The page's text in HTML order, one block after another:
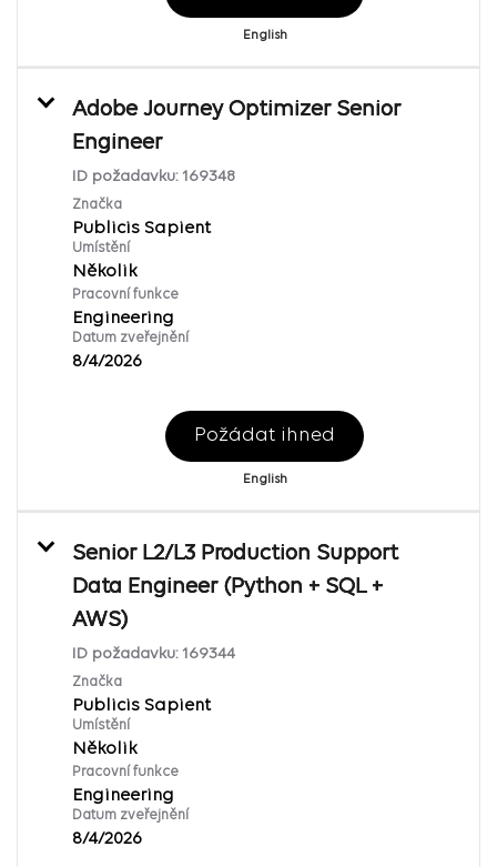
English
Adobe Journey Optimizer Senior
Engineer
ID požadavku: 169348
Značka
Publicis Sapient
Umístění
Několik
Pracovní funkce
Engineering
Datum zveřejnění
8/4/2026
Požádat ihned
English
Senior L2/L3 Production Support
Data Engineer (Python + SQL +
AWS)
ID požadavku: 169344
Značka
Publicis Sapient
Umístění
Několik
Pracovní funkce
Engineering
Datum zveřejnění
8/4/2026